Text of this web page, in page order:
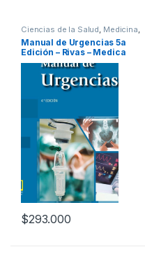
Ciencias de la Salud, Medicina,
Profesionales y tecnicos
Manual de Urgencias 5a
Edición – Rivas – Medica
Panamericana
$293.000